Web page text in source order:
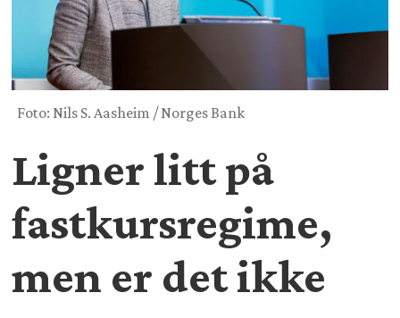
Foto: Nils S. Aasheim / Norges Bank
Ligner litt på
fastkursregime,
men er det ikke